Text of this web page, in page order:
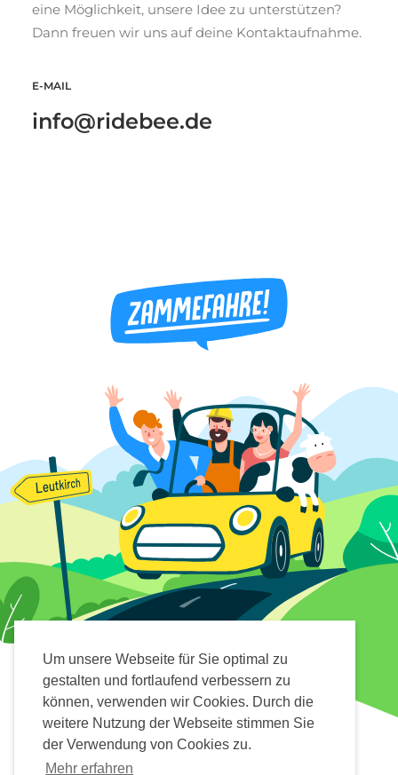
Um unsere Webseite für Sie optimal zu
gestalten und fortlaufend verbessern zu
können, verwenden wir Cookies. Durch die
weitere Nutzung der Webseite stimmen Sie
der Verwendung von Cookies zu.
Mehr erfahren
eine Möglichkeit, unsere Idee zu unterstützen?
Dann freuen wir uns auf deine Kontaktaufnahme.
E-MAIL
info@ridebee.de
MIT DER APP VON POWERED BY